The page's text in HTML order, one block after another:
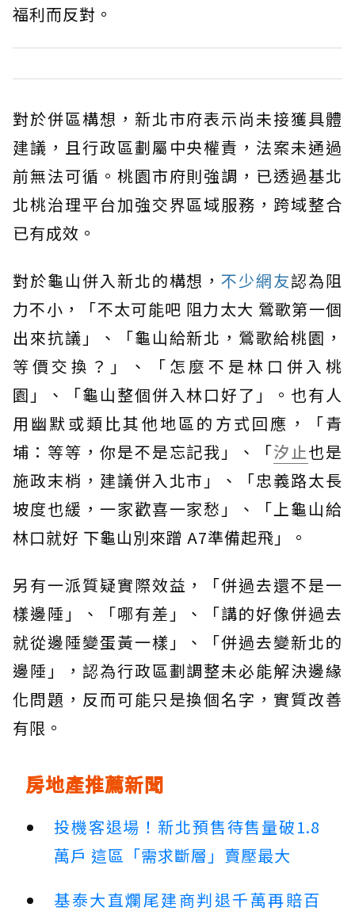
福利而反對。
對於併區構想，新北市府表示尚未接獲具體
建議，且行政區劃屬中央權責，法案未通過
前無法可循。桃園市府則強調，已透過基北
北桃治理平台加強交界區域服務，跨域整合
已有成效。
對於龜山併入新北的構想，不少網友認為阻
力不小，「不太可能吧 阻力太大 鶯歌第一個
出來抗議」、「龜山給新北，鶯歌給桃園，
等價交換？」、「怎麼不是林口併入桃
園」、「龜山整個併入林口好了」。也有人
用幽默或類比其他地區的方式回應，「青
埔：等等，你是不是忘記我」、「汐止也是
施政末梢，建議併入北市」、「忠義路太長
坡度也緩，一家歡喜一家愁」、「上龜山給
林口就好 下龜山別來蹭 A7準備起飛」。
另有一派質疑實際效益，「併過去還不是一
樣邊陲」、「哪有差」、「講的好像併過去
就從邊陲變蛋黃一樣」、「併過去變新北的
邊陲」，認為行政區劃調整未必能解決邊緣
化問題，反而可能只是換個名字，實質改善
有限。
房地產推薦新聞
投機客退場！新北預售待售量破1.8
萬戶 這區「需求斷層」賣壓最大
基泰大直爛尾建商判退千萬再賠百